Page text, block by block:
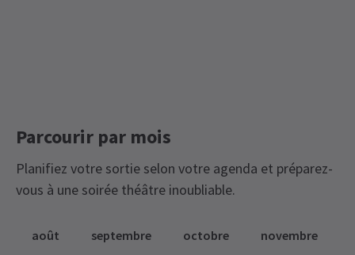
Parcourir par mois
Planifiez votre sortie selon votre agenda et préparez-
vous à une soirée théâtre inoubliable.
août septembre octobre novembre